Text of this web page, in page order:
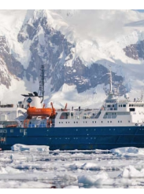
about the meals. I
ship is very modern,
swell appointed. The
our free time mingling
we weren’t on deck or
really
other guests. The food
for us - they
beyond what I